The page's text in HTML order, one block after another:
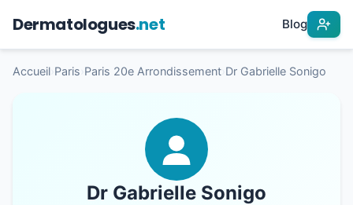
Dermatologues.net Blog
Accueil Paris Paris 20e Arrondissement Dr Gabrielle Sonigo
Dr Gabrielle Sonigo